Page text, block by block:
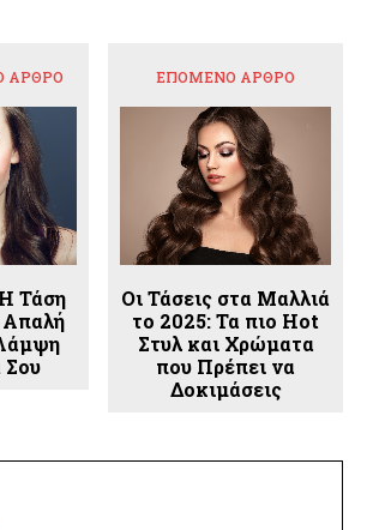
ΆΡΘΡΟ
Τάση
Απαλή
Σου
ΕΠΌΜΕΝΟ ΆΡΘΡΟ
Οι Τάσεις στα Μαλλιά
το 2025: Τα πιο Hot
Στυλ και Χρώματα
που Πρέπει να
Δοκιμάσεις